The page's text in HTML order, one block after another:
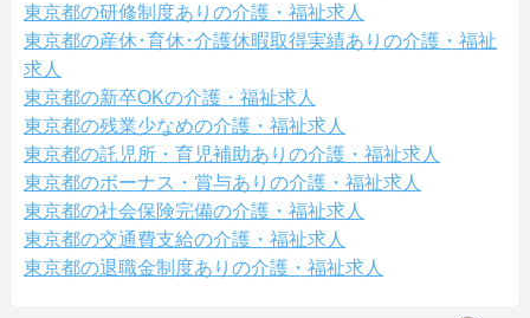
東京都の研修制度ありの介護・福祉求人
東京都の産休･育休･介護休暇取得実績ありの介護・福祉
求人
東京都の新卒OKの介護・福祉求人
東京都の残業少なめの介護・福祉求人
東京都の託児所・育児補助ありの介護・福祉求人
東京都のボーナス・賞与ありの介護・福祉求人
東京都の社会保険完備の介護・福祉求人
東京都の交通費支給の介護・福祉求人
東京都の退職金制度ありの介護・福祉求人